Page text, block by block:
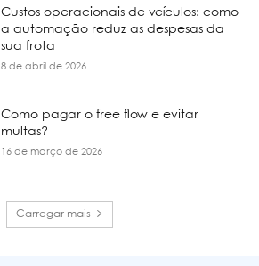
Custos operacionais de veículos: como
a automação reduz as despesas da
sua frota
8 de abril de 2026
Como pagar o free flow e evitar
multas?
16 de março de 2026
Carregar mais